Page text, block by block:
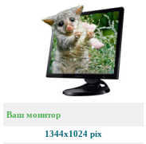
Ваш монитор
1344x1024 pix